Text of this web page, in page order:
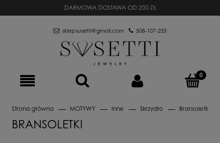
DARMOWA DOSTAWA OD 200 ZŁ
sklepsusetti@gmail.com 508-107-233
Strona główna MOTYWY Inne Skrzydło Bransoletki
BRANSOLETKI